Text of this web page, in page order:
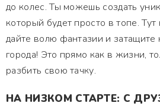
до колес. Ты можешь создать
который будет просто в топе. Тут
дайте волю фантазии и затащите
города! Это прямо как в жизни,
разбить свою тачку.
НА НИЗКОМ СТАРТЕ: С